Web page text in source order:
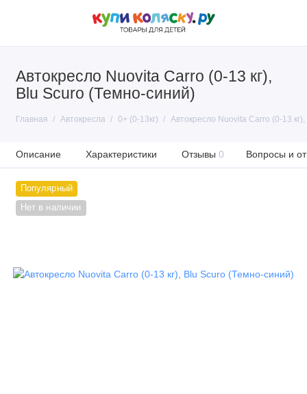
Автокресло Nuovita Carro (0-13 кг),
Blu Scuro (Темно-синий)
Главная Автокресла 0+ (0-13кг) Автокресло Nuovita Carro (0-13
Описание Характеристики Отзывы 0 Вопросы и
Популярный
Нет в наличии